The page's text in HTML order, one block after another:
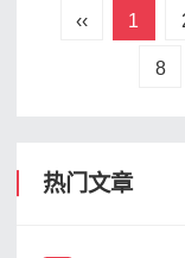
‹‹ 1
8
热门文章